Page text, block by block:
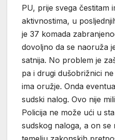
PU, prije svega čestitam
aktivnostima, u
je 37 komada
dovoljno da se naoruža
satnija. No problem je
pa i drugi dušobrižnici
ima oružje. Onda
sudski nalog. Ovo nije
Policija ne može ući u
sudskog naloga, a on se